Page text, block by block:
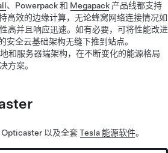
、Powerpack 和 Megapack 产品线都支持
高效的边缘计算，无论蜂窝网络连接情况如
高并且响应迅速。如有必要，可将性能改进
安全云基础架构无缝下推到站点。
和服务器端架构，在不断变化的能源格局
方案。
以及全套Tesla 能源软件。